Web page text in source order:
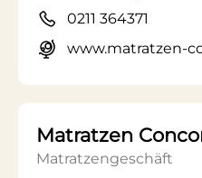
0211 364371
www.matratzen-
Matratzen
Matratzengeschäft